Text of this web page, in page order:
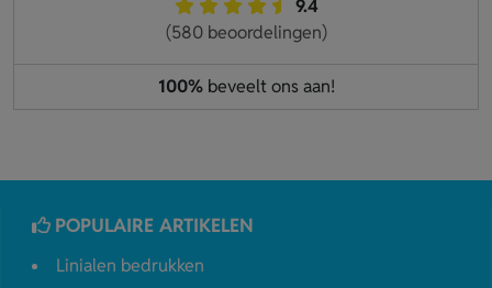
9.4
(580 beoordelingen)
100%beveelt ons aan!
POPULAIRE ARTIKELEN
Linialen bedrukken